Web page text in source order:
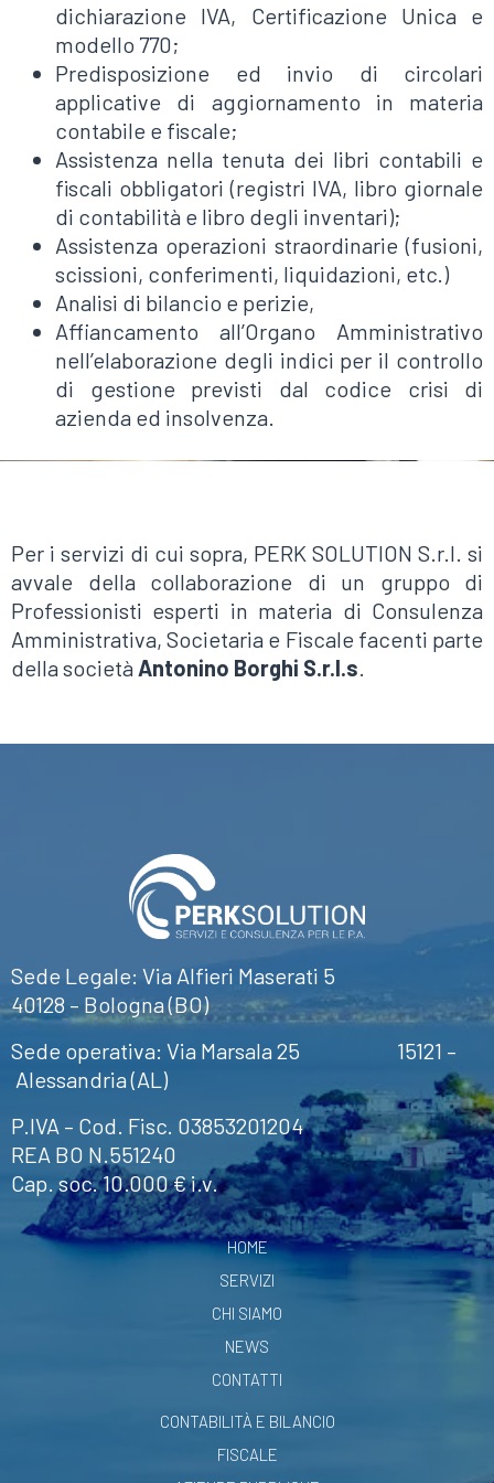
dichiarazione IVA, Certificazione Unica e
modello 770;
Predisposizione ed invio di circolari
applicative di aggiornamento in materia
contabile e fiscale;
Assistenza nella tenuta dei libri contabili e
fiscali obbligatori (registri IVA, libro giornale
di contabilità e libro degli inventari);
Assistenza operazioni straordinarie (fusioni,
scissioni, conferimenti, liquidazioni, etc.)
Analisi di bilancio e perizie,
Affiancamento all’Organo Amministrativo
nell’elaborazione degli indici per il controllo
di gestione previsti dal codice crisi di
azienda ed insolvenza.
Per i servizi di cui sopra, PERK SOLUTION S.r.l. si
avvale della collaborazione di un gruppo di
Professionisti esperti in materia di Consulenza
Amministrativa, Societaria e Fiscale facenti parte
della società Antonino Borghi S.r.l.s.
Sede Legale: Via Alfieri Maserati 5
40128 – Bologna (BO)
Sede operativa: Via Marsala 25 15121 –
Alessandria (AL)
P.IVA – Cod. Fisc. 03853201204
REA BO N.551240
Cap. soc. 10.000 € i.v.
HOME
SERVIZI
CHI SIAMO
NEWS
CONTATTI
CONTABILITÀ E BILANCIO
FISCALE